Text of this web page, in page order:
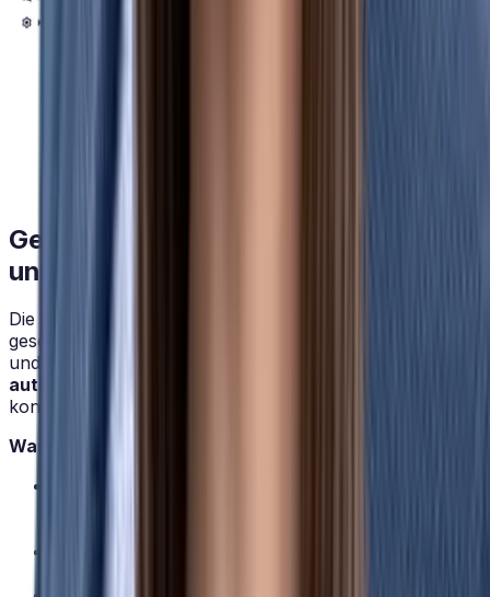
Gender Pay Gap sichtbar machen –
und schließen
Die Richtlinie verpflichtet Unternehmen, den
geschlechtsspezifischen Entgeltunterschied zu messen
und offenzulegen. HRlab übernimmt diese
automatisch
konkrete Hinweise, wo
Was HRlab für Ihr Team übernimmt: